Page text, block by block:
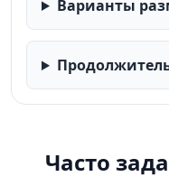
Варианты
Часто